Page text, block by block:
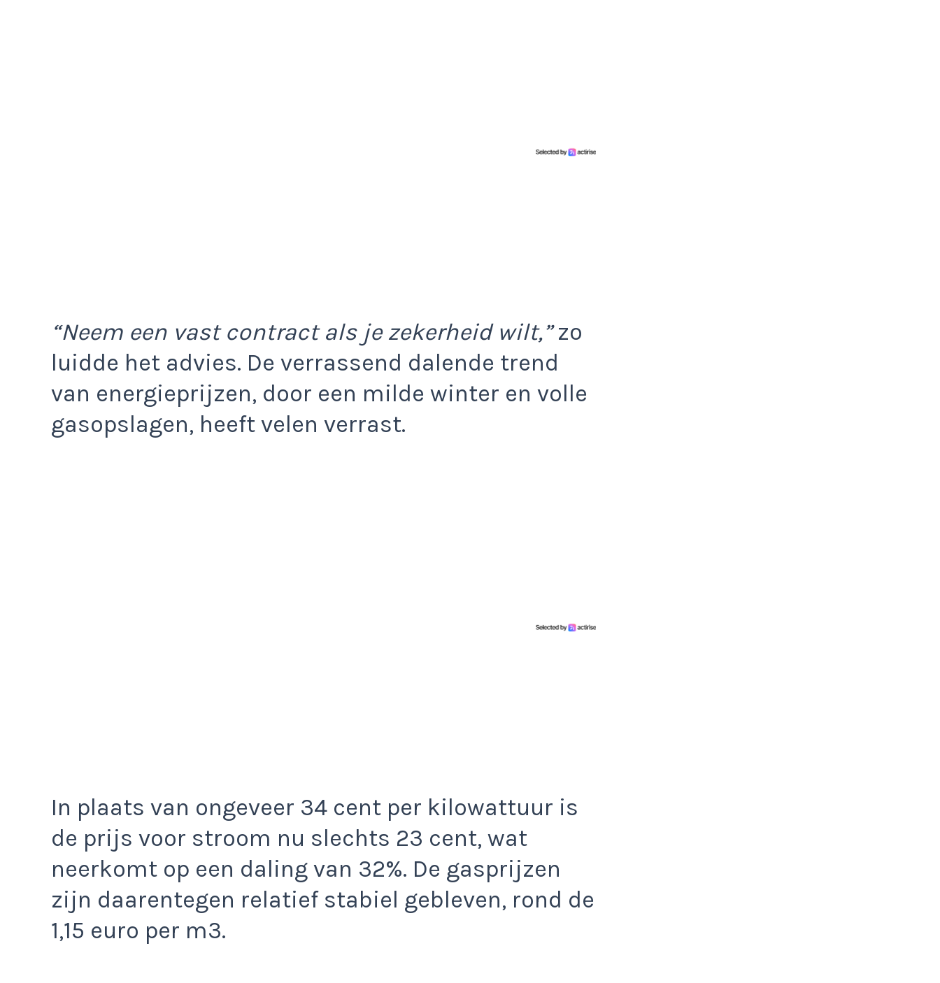
“Neem een vast contract als je zekerheid wilt,”zo
luidde het advies. De verrassend dalende trend
van energieprijzen, door een milde winter en volle
gasopslagen, heeft velen verrast.
In plaats van ongeveer 34 cent per kilowattuur is
de prijs voor stroom nu slechts 23 cent, wat
neerkomt op een daling van 32%. De gasprijzen
zijn daarentegen relatief stabiel gebleven, rond de
1,15 euro per m3.